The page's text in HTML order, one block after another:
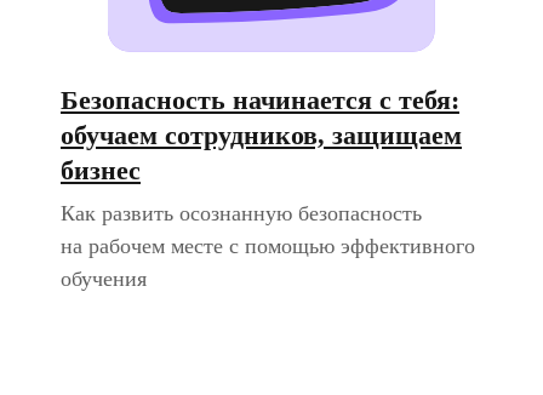
Безопасность начинается с тебя:
обучаем сотрудников, защищаем
бизнес
Как развить осознанную безопасность
на рабочем месте с помощью эффективного
обучения